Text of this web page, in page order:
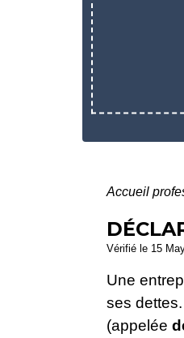
Accueil
Vérifié le 15
Une
ses
(appelée